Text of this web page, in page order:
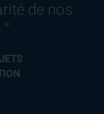
de nos
”